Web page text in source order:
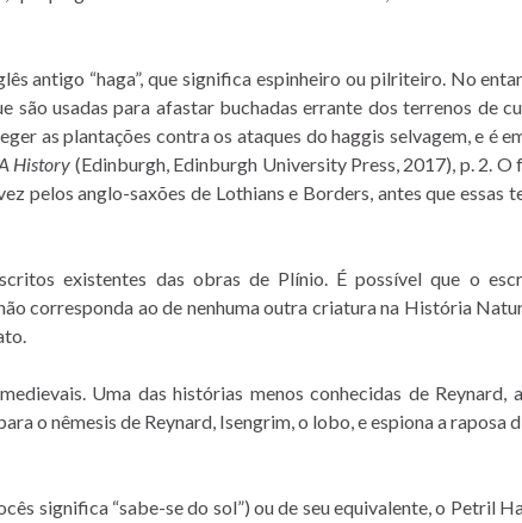
antigo “haga”, que significa espinheiro ou pilriteiro. No
usadas para afastar buchadas errante dos terrenos de
as plantações contra os ataques do haggis selvagem, e é
History (Edinburgh, Edinburgh University Press, 2017), p. 2. O
pelos anglo-saxões de Lothians e Borders, antes que essas
existentes das obras de Plínio. É possível que o
corresponda ao de nenhuma outra criatura na História
Uma das histórias menos conhecidas de Reynard,
o nêmesis de Reynard, Isengrim, o lobo, e espiona a raposa
significa “sabe-se do sol”) ou de seu equivalente, o Petril